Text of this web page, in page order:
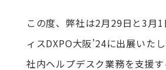
この度、弊社は2月29日と3月
ィスDXPO大阪’24に出展いたし
社内ヘルプデスク業務を支援